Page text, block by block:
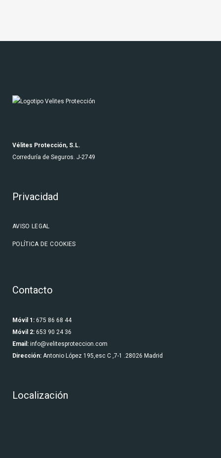
Vélites Protección, S.L.
Correduría de Seguros. J-2749
Privacidad
AVISO LEGAL
POLÍTICA DE COOKIES
Contacto
Móvil 1: 675 86 68 44
Móvil 2: 653 90 24 36
Email: info@velitesproteccion.com
Dirección: Antonio López 195,esc C ,7-1 .28026 Madrid
Localización